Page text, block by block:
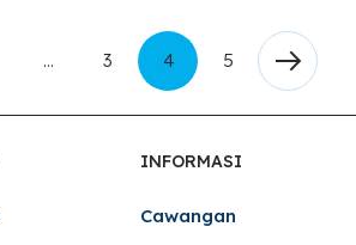
… 3 4 5
INFORMASI
Cawangan